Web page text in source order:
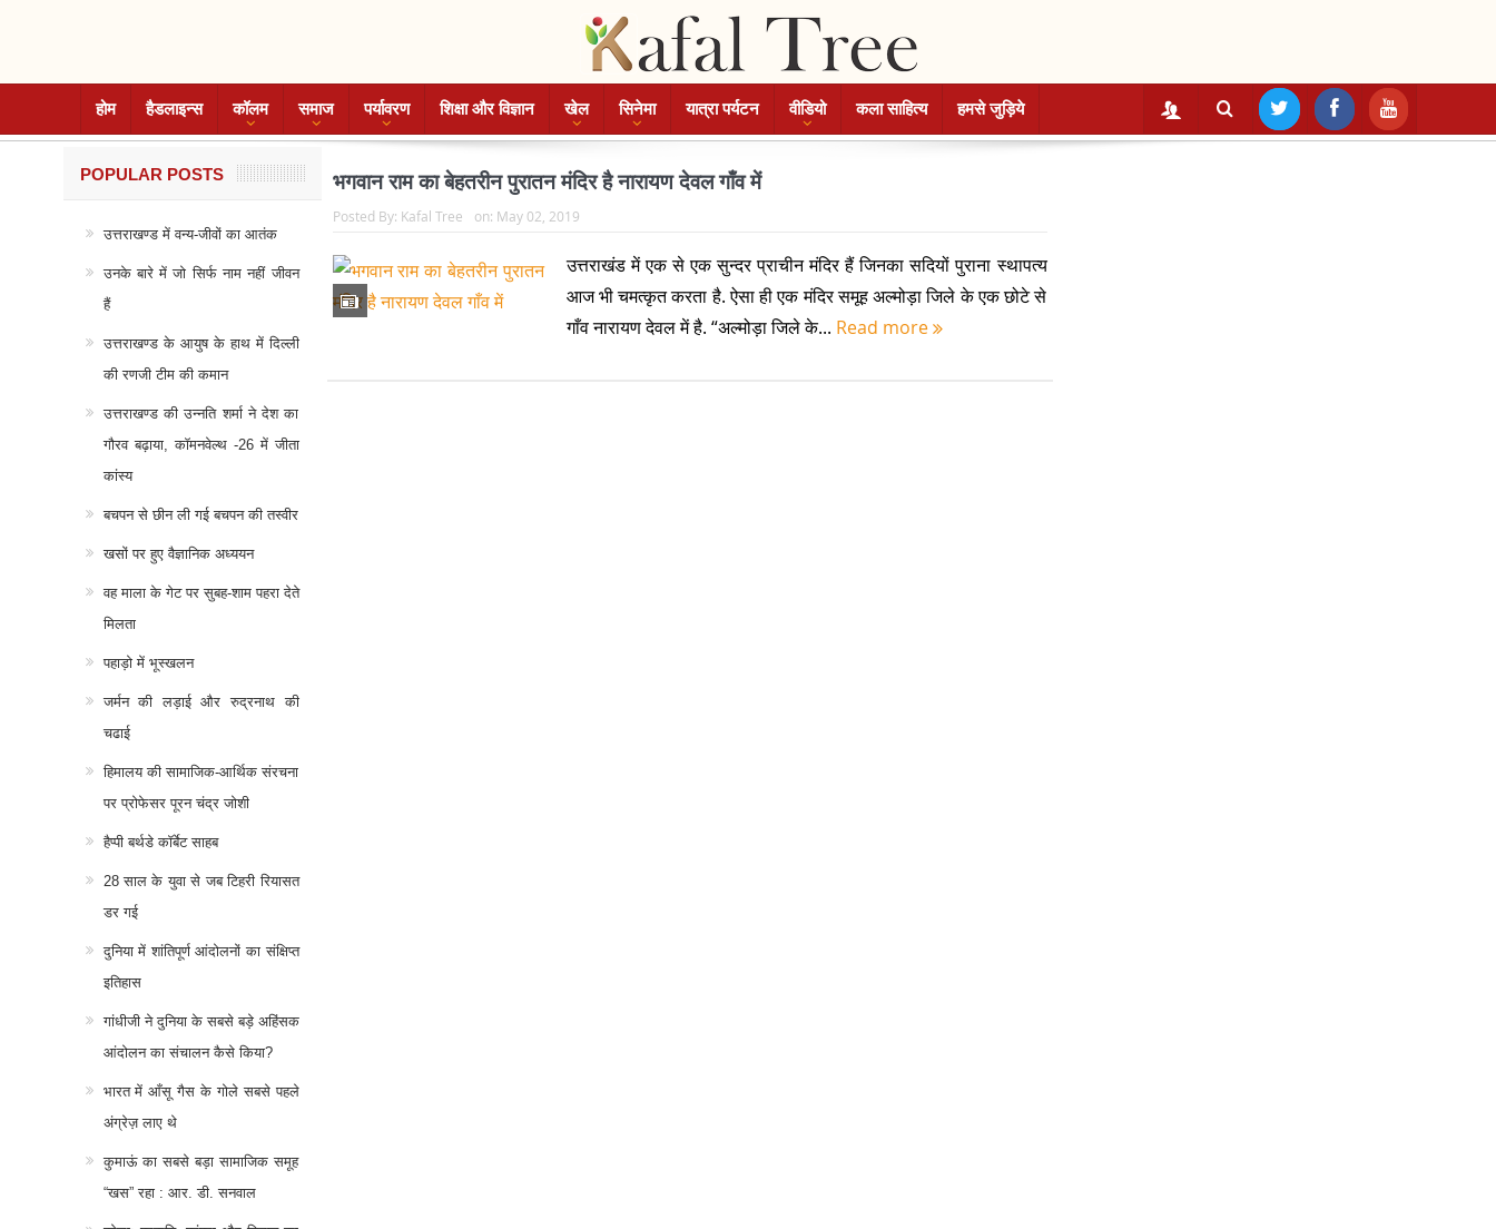
होम हैडलाइन्स कॉलम समाज पर्यावरण शिक्षा और विज्ञान खेल सिनेमा यात्रा पर्यटन वीडियो कला साहित्य हमसे जुड़िये
भगवान राम का बेहतरीन पुरातन मंदिर है नारायण देवल गाँव में
Posted By: Kafal Tree on: May 02, 2019
उत्तराखंड में एक से एक सुन्दर प्राचीन मंदिर हैं जिनका सदियों पुराना स्थापत्य
आज भी चमत्कृत करता है. ऐसा ही एक मंदिर समूह अल्मोड़ा जिले के एक छोटे से
गाँव नारायण देवल में है. “अल्मोड़ा जिले के... Read more
POPULAR POSTS
उत्तराखण्ड में वन्य-जीवों का आतंक
उनके बारे में जो सिर्फ नाम नहीं जीवन
हैं
उत्तराखण्ड के आयुष के हाथ में दिल्ली
की रणजी टीम की कमान
उत्तराखण्ड की उन्नति शर्मा ने देश का
गौरव बढ़ाया, कॉमनवेल्थ -26 में जीता
कांस्य
बचपन से छीन ली गई बचपन की तस्वीर
खसों पर हुए वैज्ञानिक अध्ययन
वह माला के गेट पर सुबह-शाम पहरा देते
मिलता
पहाड़ो में भूस्खलन
जर्मन की लड़ाई और रुद्रनाथ की
चढाई
हिमालय की सामाजिक-आर्थिक संरचना
पर प्रोफेसर पूरन चंद्र जोशी
हैप्पी बर्थडे कॉर्बेट साहब
28 साल के युवा से जब टिहरी रियासत
डर गई
दुनिया में शांतिपूर्ण आंदोलनों का संक्षिप्त
इतिहास
गांधीजी ने दुनिया के सबसे बड़े अहिंसक
आंदोलन का संचालन कैसे किया?
भारत में आँसू गैस के गोले सबसे पहले
अंग्रेज़ लाए थे
कुमाऊं का सबसे बड़ा सामाजिक समूह
“खस” रहा : आर. डी. सनवाल